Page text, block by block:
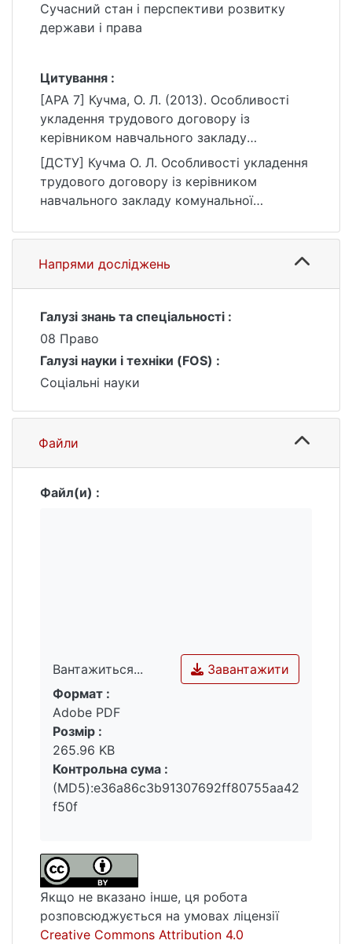
Сучасний стан і перспективи розвитку
держави і права
Цитування :
[APA 7] Кучма, О. Л. (2013). Особливості
укладення трудового договору із
керівником навчального закладу
комунальної власності. У Сучасний стан і
перспективи розвитку держави і права (с.
2013).
https://ir.library.knu.ua/handle/15071834/508
2
[ДСТУ] Кучма О. Л. Особливості укладення
трудового договору із керівником
навчального закладу комунальної
розвитку держави і права : матеріали
конф. Київ, 2013. С. 2013. URL:
https://ir.library.knu.ua/handle/15071834/508
Напрями досліджень
Галузі знань та спеціальності :
08 Право
Галузі науки і техніки (FOS) :
Соціальні науки
Файли
Файл(и) :
Вантажиться...
Вантажиться...
Завантажити
Формат :
Adobe PDF
Розмір :
265.96 KB
Контрольна сума :
(MD5):e36a86c3b91307692ff80755aa42
f50f
Якщо не вказано інше, ця робота
розповсюджується на умовах ліцензії
Creative Commons Attribution 4.0